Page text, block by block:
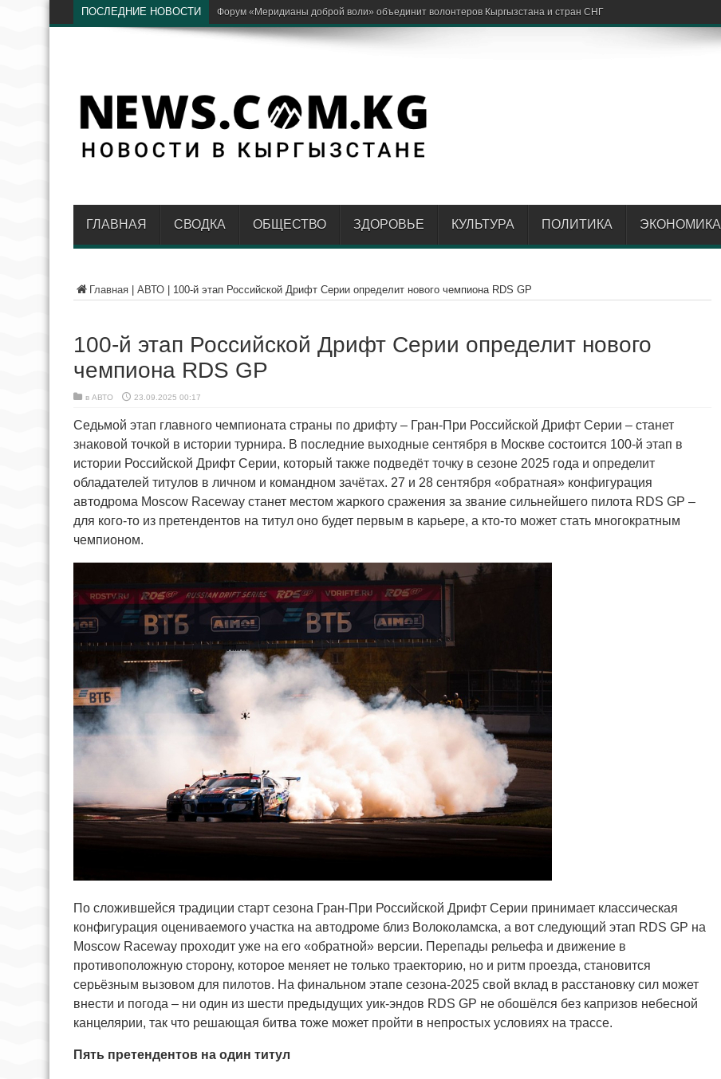
ПОСЛЕДНИЕ НОВОСТИ В Кыргызстане ввели нулевой налог для IT и к
ГЛАВНАЯ СВОДКА ОБЩЕСТВО ЗДОРОВЬЕ КУЛЬТУРА ПОЛИТИКА ЭКОНОМИКА
Главная АВТО 100-й этап Российской Дрифт Серии определит нового чемпиона RDS GP
100-й этап Российской Дрифт Серии определит нового
чемпиона RDS GP
в АВТО 23.09.2025 00:17
Седьмой этап главного чемпионата страны по дрифту – Гран-При Российской Дрифт Серии – станет
знаковой точкой в истории турнира. В последние выходные сентября в Москве состоится 100-й этап в
истории Российской Дрифт Серии, который также подведёт точку в сезоне 2025 года и определит
обладателей титулов в личном и командном зачётах. 27 и 28 сентября «обратная» конфигурация
автодрома Moscow Raceway станет местом жаркого сражения за звание сильнейшего пилота RDS GP –
для кого-то из претендентов на титул оно будет первым в карьере, а кто-то может стать многократным
чемпионом.
По сложившейся традиции старт сезона Гран-При Российской Дрифт Серии принимает классическая
конфигурация оцениваемого участка на автодроме близ Волоколамска, а вот следующий этап RDS GP на
Moscow Raceway проходит уже на его «обратной» версии. Перепады рельефа и движение в
противоположную сторону, которое меняет не только траекторию, но и ритм проезда, становится
серьёзным вызовом для пилотов. На финальном этапе сезона-2025 свой вклад в расстановку сил может
внести и погода – ни один из шести предыдущих уик-эндов RDS GP не обошёлся без капризов небесной
канцелярии, так что решающая битва тоже может пройти в непростых условиях на трассе.
Пять претендентов на один титул